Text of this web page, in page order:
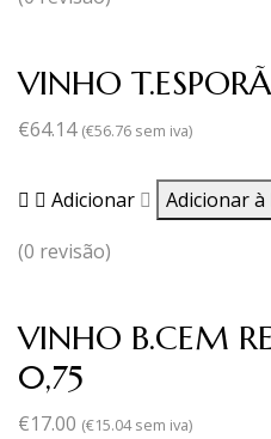
VINHO
€64.14 (€56.76 sem iva)
Adicionar Adicionar à
(0 revisão)
VINHO B.CEM
0,75
€17.00 (€15.04sem iva)